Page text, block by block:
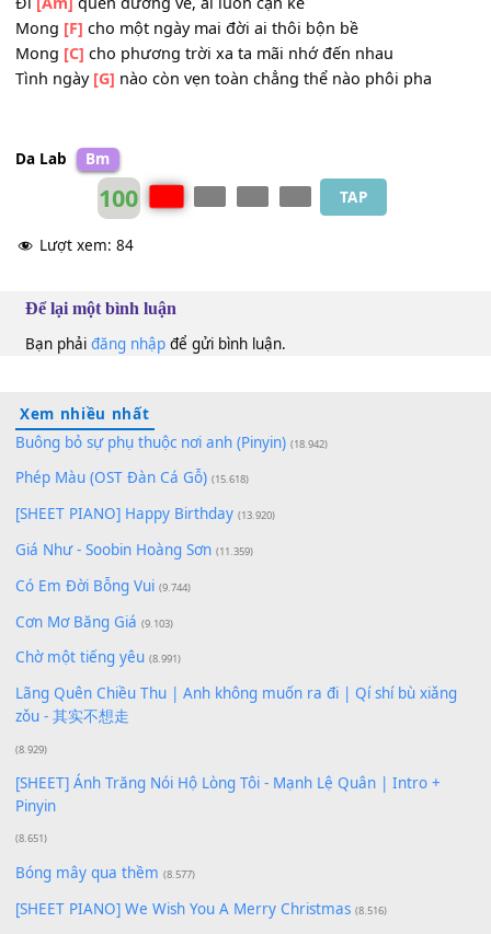
Loay[F]hoay trên đường dài biết đâu là cơn mê
Ta đã[C] muốn bay cao, ta đã muốn bay xa
Rồi giật [G]mình nhìn lại tuổi trẻ đã trôi qua
Đi đến [C]chốn quanh ta một cuộc đời ồn ào
[G]mình ngày nào tràn đầy một khát khao
quên đường về, ai luôn cận kề
Mong[F]cho một ngày mai đời ai thôi bộn bề
Tình ngày[G]nào còn vẹn toàn chẳng thể nào phôi pha
100
Để lại một bình luận
Xem nhiều nhất
Buông bỏ sự phụ thuộc nơi anh (Pinyin)
Phép Màu (OST Đàn Cá Gỗ)
[SHEET PIANO] Happy Birthday (13.920)
Giá Như - Soobin Hoàng Sơn
Có Em Đời Bỗng Vui (9.744)
Cơn Mơ Băng Giá (9.103)